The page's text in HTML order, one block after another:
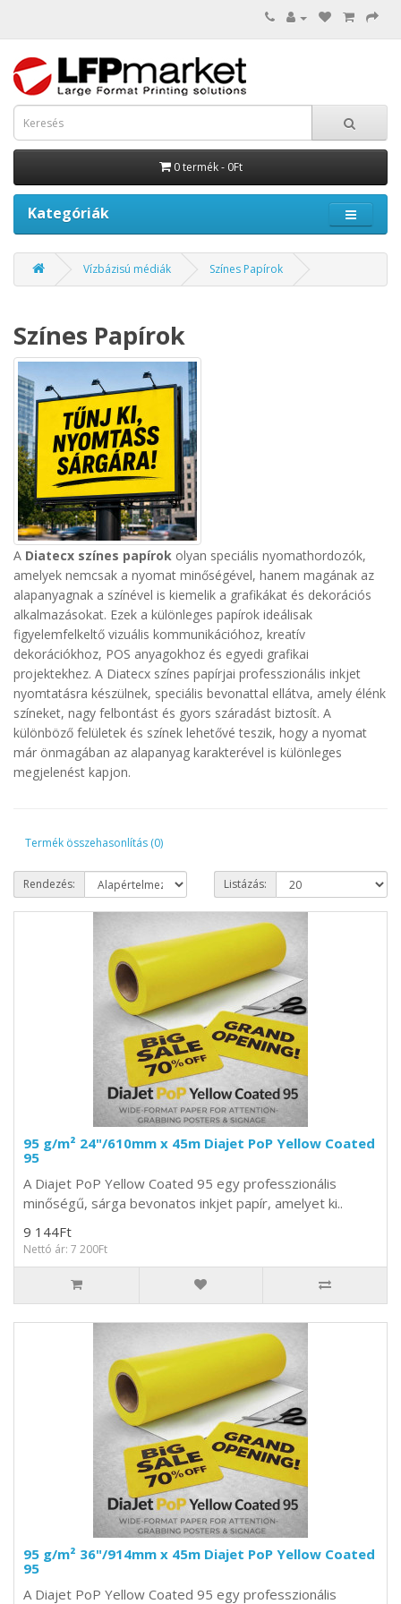
0 termék - 0Ft
Kategóriák
Vízbázisú médiák Színes Papírok
Színes Papírok
A Diatecx színes papírok olyan speciális nyomathordozók,
amelyek nemcsak a nyomat minőségével, hanem magának az
alapanyagnak a színével is kiemelik a grafikákat és dekorációs
alkalmazásokat. Ezek a különleges papírok ideálisak
figyelemfelkeltő vizuális kommunikációhoz, kreatív
dekorációkhoz, POS anyagokhoz és egyedi grafikai
projektekhez. A Diatecx színes papírjai professzionális inkjet
nyomtatásra készülnek, speciális bevonattal ellátva, amely élénk
színeket, nagy felbontást és gyors száradást biztosít. A
különböző felületek és színek lehetővé teszik, hogy a nyomat
már önmagában az alapanyag karakterével is különleges
megjelenést kapjon.
Termék összehasonlítás (0)
Rendezés: Listázás:
95 g/m² 24"/610mm x 45m Diajet PoP Yellow Coated
95
A Diajet PoP Yellow Coated 95 egy professzionális
minőségű, sárga bevonatos inkjet papír, amelyet ki..
9 144Ft
Nettó ár: 7 200Ft
95 g/m² 36"/914mm x 45m Diajet PoP Yellow Coated
95
A Diajet PoP Yellow Coated 95 egy professzionális